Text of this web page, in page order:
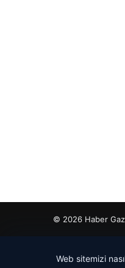
© 2026 Haber
Web sitemizi